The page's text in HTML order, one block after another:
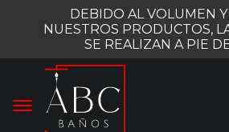
DEBIDO AL VOLUMEN
NUESTROS PRODUCTOS,
SE REALIZAN A PIE